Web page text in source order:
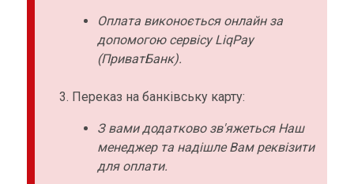
Оплата виконоється онлайн за
допомогою сервісу LiqPay
(ПриватБанк).
Переказ на банківську карту:
З вами додатково зв'яжеться Наш
менеджер та надішле Вам реквізити
для оплати.